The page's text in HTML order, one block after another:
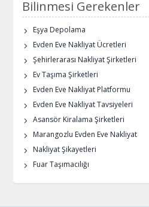
Bilinmesi Gerekenler
Eşya Depolama
Evden Eve Nakliyat Ücretleri
Şehirlerarası Nakliyat Şirketleri
Ev Taşıma Şirketleri
Evden Eve Nakliyat Platformu
Evden Eve Nakliyat Tavsiyeleri
Asansör Kiralama Şirketleri
Marangozlu Evden Eve Nakliyat
Nakliyat Şikayetleri
Fuar Taşımacılığı